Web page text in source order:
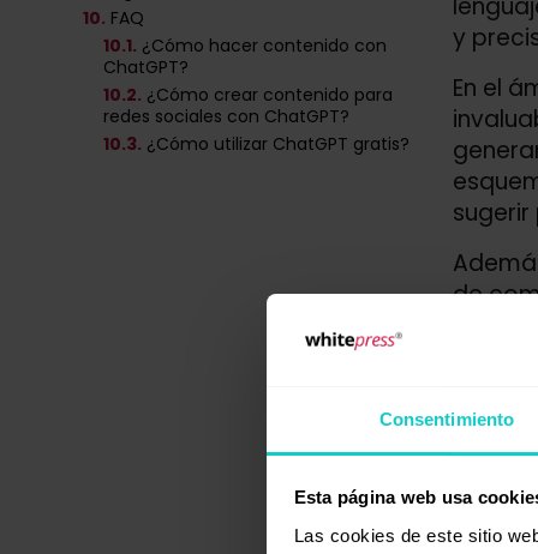
Consentimiento
Esta página web usa
Las cookies de este sitio
10. FAQ
10.1. ¿Cómo hacer contenido con
ChatGPT?
10.2. ¿Cómo crear contenido para
redes sociales con ChatGPT?
10.3. ¿Cómo utilizar ChatGPT gratis?
y
En el
de